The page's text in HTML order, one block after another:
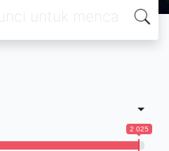
2 025